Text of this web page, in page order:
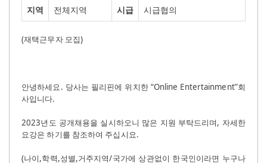
지역 전체지역 시급 시급협의
(재택근무자 모집)
안녕하세요 . 당사는 필리핀에 위치한 “Online Entertainment”회
사입니다.
2023년도 공개채용을 실시하오니 많은 지원 부탁드리며, 자세한
요강은 하기를 참조하여 주십시요.
(나이,학력,성별,거주지역/국가에 상관없이 한국인이라면 누구나